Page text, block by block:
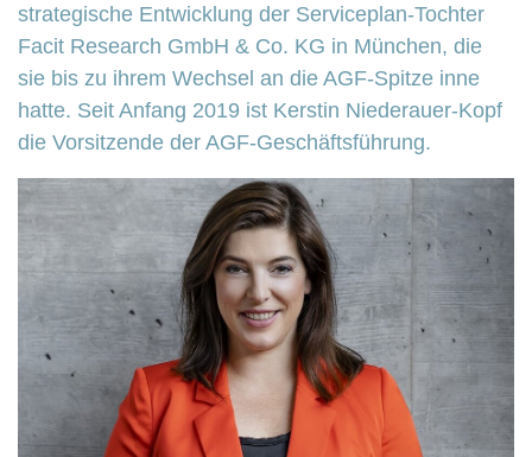
strategische Entwicklung der Serviceplan-Tochter
Facit Research GmbH & Co. KG in München, die
sie bis zu ihrem Wechsel an die AGF-Spitze inne
hatte. Seit Anfang 2019 ist Kerstin Niederauer-Kopf
die Vorsitzende der AGF-Geschäftsführung.